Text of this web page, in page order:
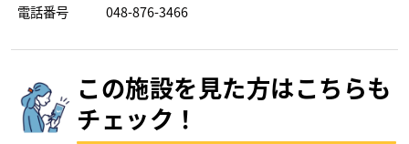
電話番号 048-876-3466
この施設を見た方はこちらも
チェック！